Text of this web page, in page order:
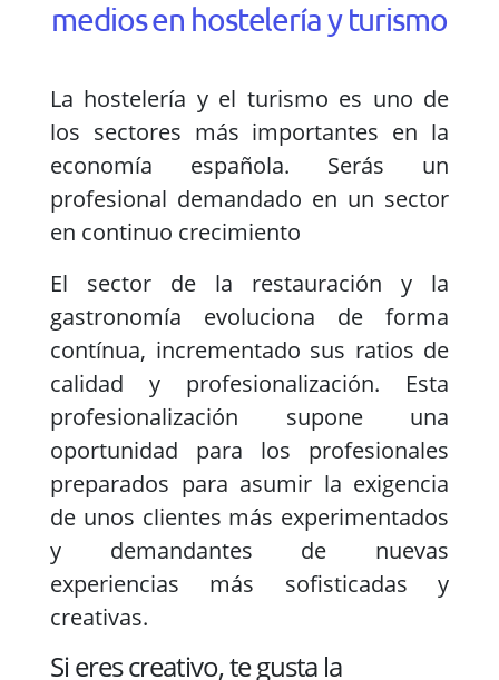
medios en hostelería y turismo
La hostelería y el turismo es uno de
los sectores más importantes en la
economía española. Serás un
profesional demandado en un sector
en continuo crecimiento
El sector de la restauración y la
gastronomía evoluciona de forma
contínua, incrementado sus ratios de
calidad y profesionalización. Esta
profesionalización supone una
oportunidad para los profesionales
preparados para asumir la exigencia
de unos clientes más experimentados
y demandantes de nuevas
experiencias más sofisticadas y
creativas.
Si eres creativo, te gusta la